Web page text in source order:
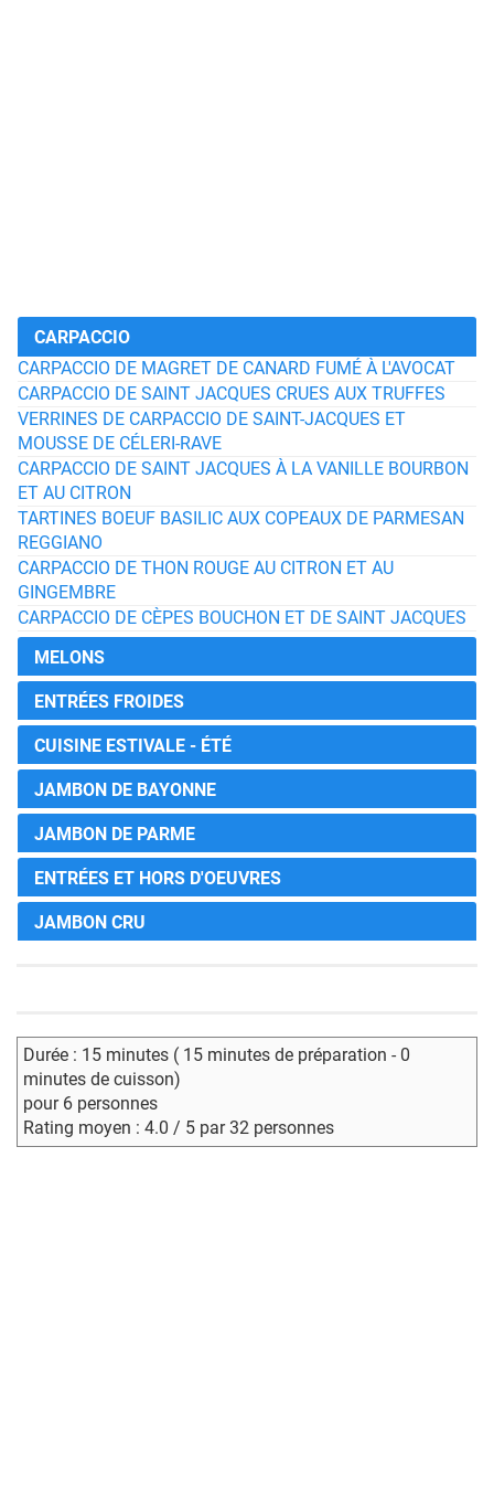
CARPACCIO
CARPACCIO DE MAGRET DE CANARD FUMÉ À L'AVOCAT
CARPACCIO DE SAINT JACQUES CRUES AUX TRUFFES
VERRINES DE CARPACCIO DE SAINT-JACQUES ET
MOUSSE DE CÉLERI-RAVE
CARPACCIO DE SAINT JACQUES À LA VANILLE BOURBON
ET AU CITRON
TARTINES BOEUF BASILIC AUX COPEAUX DE PARMESAN
REGGIANO
CARPACCIO DE THON ROUGE AU CITRON ET AU
GINGEMBRE
CARPACCIO DE CÈPES BOUCHON ET DE SAINT JACQUES
MELONS
ENTRÉES FROIDES
CUISINE ESTIVALE - ÉTÉ
JAMBON DE BAYONNE
JAMBON DE PARME
ENTRÉES ET HORS D'OEUVRES
JAMBON CRU
Durée : 15 minutes ( 15 minutes de préparation - 0
minutes de cuisson)
pour 6 personnes
Rating moyen : 4.0 / 5 par 32 personnes